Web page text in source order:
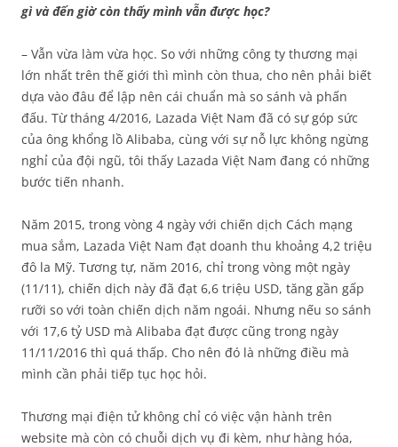
gì và đến giờ còn thấy mình vẫn được học?
– Vẫn vừa làm vừa học. So với những công ty thương mại
lớn nhất trên thế giới thì mình còn thua, cho nên phải biết
dựa vào đâu để lập nên cái chuẩn mà so sánh và phấn
đấu. Từ tháng 4/2016, Lazada Việt Nam đã có sự góp sức
của ông khổng lồ Alibaba, cùng với sự nỗ lực không ngừng
nghỉ của đội ngũ, tôi thấy Lazada Việt Nam đang có những
bước tiến nhanh.
Năm 2015, trong vòng 4 ngày với chiến dịch Cách mạng
mua sắm, Lazada Việt Nam đạt doanh thu khoảng 4,2 triệu
đô la Mỹ. Tương tự, năm 2016, chỉ trong vòng một ngày
(11/11), chiến dịch này đã đạt 6,6 triệu USD, tăng gần gấp
rưỡi so với toàn chiến dịch năm ngoái. Nhưng nếu so sánh
với 17,6 tỷ USD mà Alibaba đạt được cũng trong ngày
11/11/2016 thì quá thấp. Cho nên đó là những điều mà
mình cần phải tiếp tục học hỏi.
Thương mại điện tử không chỉ có việc vận hành trên
website mà còn có chuỗi dịch vụ đi kèm, như hàng hóa,